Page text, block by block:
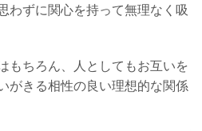
わずに関心を持って無理なく吸
もちろん、人としてもお互いを
がきる相性の良い理想的な関係